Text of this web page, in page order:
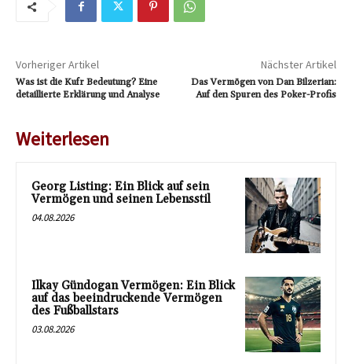
Vorheriger Artikel
Was ist die Kufr Bedeutung? Eine
detaillierte Erklärung und Analyse
Nächster Artikel
Das Vermögen von Dan Bilzerian:
Auf den Spuren des Poker-Profis
Weiterlesen
Georg Listing: Ein Blick auf sein
Vermögen und seinen Lebensstil
04.08.2026
Ilkay Gündogan Vermögen: Ein Blick
auf das beeindruckende Vermögen
des Fußballstars
03.08.2026